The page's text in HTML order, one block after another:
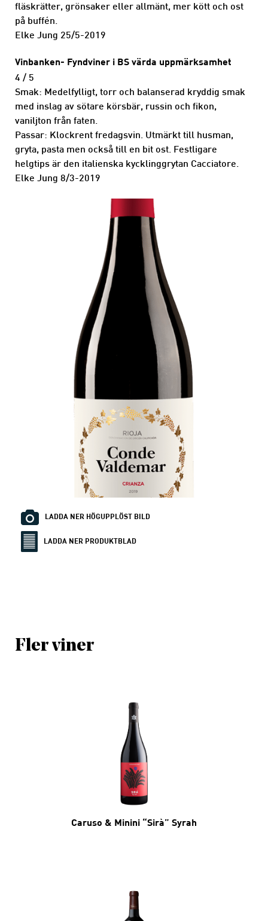
fläskrätter, grönsaker eller allmänt, mer kött och ost
på buffén.
Elke Jung 25/5-2019
Vinbanken- Fyndviner i BS värda uppmärksamhet
4 / 5
Smak: Medelfylligt, torr och balanserad kryddig smak
med inslag av sötare körsbär, russin och fikon,
vaniljton från faten.
Passar: Klockrent fredagsvin. Utmärkt till husman,
gryta, pasta men också till en bit ost. Festligare
helgtips är den italienska kycklinggrytan Cacciatore.
Elke Jung 8/3-2019
LADDA NER HÖGUPPLÖST BILD
LADDA NER PRODUKTBLAD
Fler viner
Caruso & Minini “Sirà” Syrah